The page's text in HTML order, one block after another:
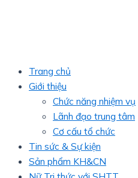
Trang chủ
Giới thiệu
Chức năng nhiệm vụ
Lãnh đạo trung tâm
Cơ cấu tổ chức
Tin sức & Sự kiện
Sản phẩm KH&CN